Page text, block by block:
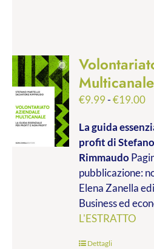
Multicanale
€9.99-€19.00
da
a
La guida
profitdi
Rimmaudo
pubblicazione:
Elena Zanella
Business ed
L'ESTRATTO
Dettagli